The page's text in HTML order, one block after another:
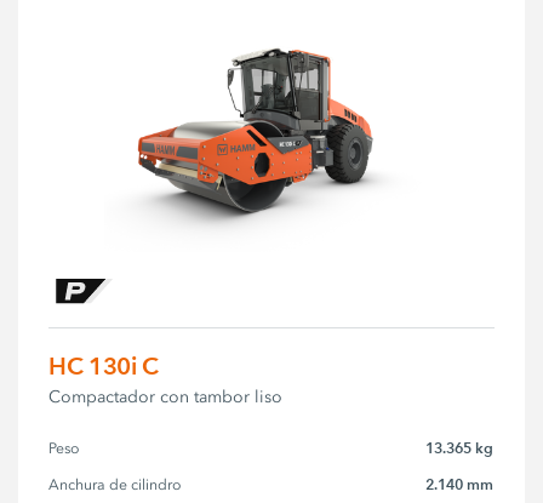
HC 130i C
Compactador con tambor liso
Peso 13.365 kg
Anchura de cilindro 2.140 mm